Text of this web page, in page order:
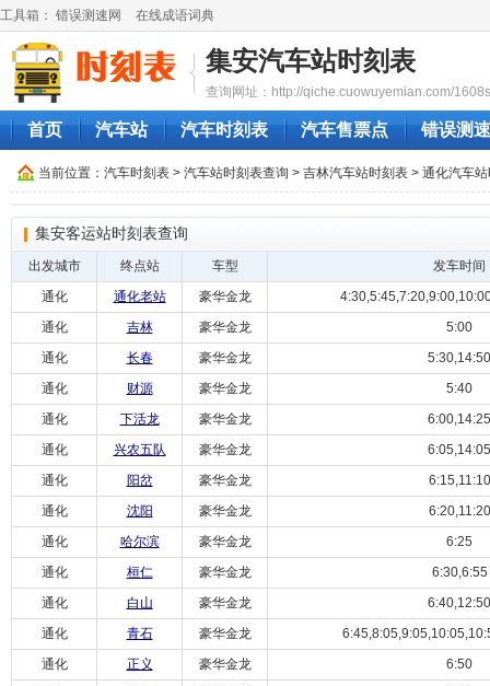
工具箱： 错误测速网 在线成语词典
集安汽车站时刻表
查询网址：http://qiche.cuowuyemian.com/
首页 汽车站 汽车时刻表 汽车售票点 错误测
当前位置： 汽车时刻表 > 汽车站时刻表查询 > 吉林汽车站时刻表 > 通化汽车
集安客运站时刻表查询
出发城市 终点站 车型
发车时间
通化
通化老站 豪华金龙
通化
吉林 豪华金龙
5:00
通化
长春 豪华金龙
5:30,14:50
通化
财源 豪华金龙
5:40
通化
下活龙 豪华金龙
6:00,14:25
通化
兴农五队 豪华金龙
6:05,14:05
通化
阳岔 豪华金龙
6:15,11:10
通化
沈阳 豪华金龙
6:20,11:20
通化
哈尔滨 豪华金龙
6:25
通化
桓仁 豪华金龙
6:30,6:55
通化
白山 豪华金龙
6:40,12:50
通化
青石 豪华金龙
通化
正义 豪华金龙
6:50